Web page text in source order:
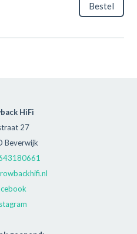
Bestel
HiFi
27
Beverwijk